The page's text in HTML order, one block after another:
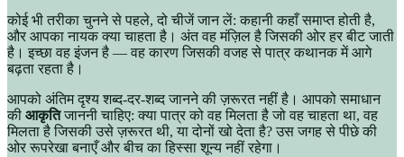
कोई भी तरीका चुनने से पहले, दो चीजें जान लें: कहानी कहाँ समाप्त होती है,
और आपका नायक क्या चाहता है। अंत वह मंज़िल है जिसकी ओर हर बीट जाती
है। इच्छा वह इंजन है — वह कारण जिसकी वजह से पात्र कथानक में आगे
बढ़ता रहता है।
आपको अंतिम दृश्य शब्द-दर-शब्द जानने की ज़रूरत नहीं है। आपको समाधान
की आकृतिजाननी चाहिए: क्या पात्र को वह मिलता है जो वह चाहता था, वह
मिलता है जिसकी उसे ज़रूरत थी, या दोनों खो देता है? उस जगह से पीछे की
ओर रूपरेखा बनाएँ और बीच का हिस्सा शून्य नहीं रहेगा।